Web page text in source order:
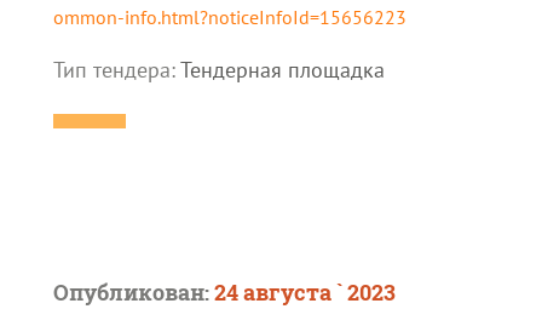
ommon-info.html?noticeInfoId=15656223
Тип тендера:Тендерная площадка
Опубликован:24 августа ` 2023